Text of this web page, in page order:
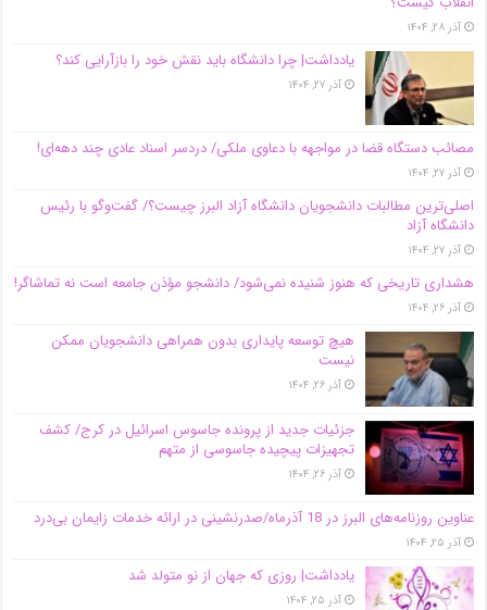
آذر ۲۸, ۱۴۰۴
یادداشت| چرا دانشگاه باید نقش خود را بازآرایی کند؟
آذر ۲۷, ۱۴۰۴
مصائب دستگاه قضا در مواجهه با دعاوی ملکی/ دردسر اسناد عادی چند‌ دهه‌ای!
آذر ۲۷, ۱۴۰۴
اصلی‌ترین مطالبات دانشجویان دانشگاه آزاد البرز چیست؟/ گفت‌وگو با رئیس
دانشگاه آز‌اد
آذر ۲۷, ۱۴۰۴
هشداری تاریخی که هنوز شنیده نمی‌شود/ دانشجو مؤذن جامعه است نه تماشاگر!
آذر ۲۶, ۱۴۰۴
هیچ توسعه پایداری بدون همراهی دانشجویان ممکن
نیست
آذر ۲۶, ۱۴۰۴
جزئیات جدید از پرونده جاسوس اسرائیل در کرج/‌ کشف
تجهیزات پیچیده جاسوسی از متهم
آذر ۲۶, ۱۴۰۴
عناوین روزنامه‌های البرز در ‌18 آذرماه/صدرنشینی در ارائه خدمات زایمان بی‌درد
آذر ۲۵, ۱۴۰۴
یادداشت| روزی که جهان از نو متولد شد
آذر ۲۵, ۱۴۰۴